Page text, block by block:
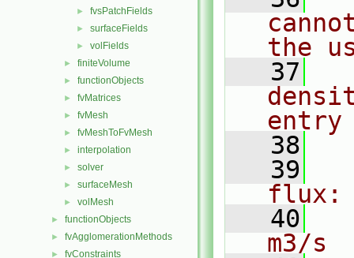
► fvsPatchFields
► surfaceFields
► volFields
► finiteVolume
► functionObjects
► fvMatrices
► fvMesh
► fvMeshToFvMesh
► interpolation
► solver
► surfaceMesh
► volMesh
► functionObjects
► fvAgglomerationMethods
► fvConstraints
the
   37
entry
   38
   39
flux:
   40
m3/s